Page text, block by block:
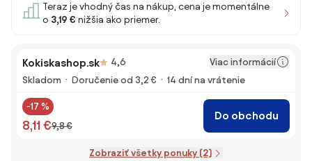
Teraz je vhodný čas na nákup, cena je momentálne
o 3,19 € nižšia ako priemer.
Kokiskashop.sk 4,6
Viac informácií
Skladom
Doručenie od 3,2 € 14 dní na vrátenie
-17 %
8,11 €9,8 €
Do obchodu
Zobraziť všetky ponuky (2)